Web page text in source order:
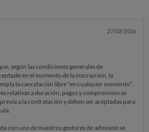
27/02/2026
según las condiciones generales de
en el momento de la inscripción, la
la cancelación libre “en cualquier momento”.
relativas a duración, pagos y compromisos se
a la contratación y deben ser aceptadas para
con uno de nuestros gestores de admisión se